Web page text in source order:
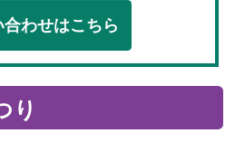
わせはこちら
り